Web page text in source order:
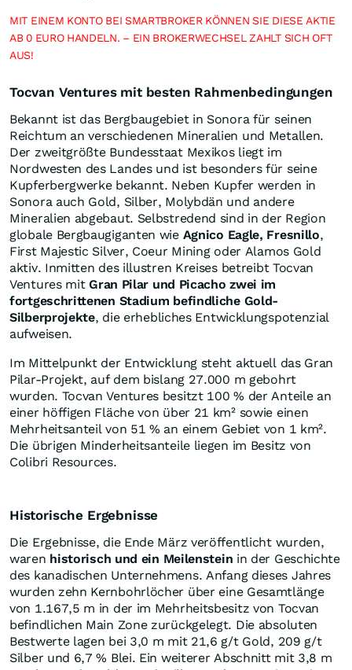
MIT EINEM KONTO BEI SMARTBROKER KÖNNEN SIE DIESE AKTIE
AB 0 EURO HANDELN. – EIN BROKERWECHSEL ZAHLT SICH OFT
AUS!
Tocvan Ventures mit besten Rahmenbedingungen
Bekannt ist das Bergbaugebiet in Sonora für seinen
Reichtum an verschiedenen Mineralien und Metallen.
Der zweitgrößte Bundesstaat Mexikos liegt im
Nordwesten des Landes und ist besonders für seine
Kupferbergwerke bekannt. Neben Kupfer werden in
Sonora auch Gold, Silber, Molybdän und andere
Mineralien abgebaut. Selbstredend sind in der Region
globale Bergbaugiganten wie Agnico Eagle, Fresnillo,
First Majestic Silver, Coeur Mining oder Alamos Gold
aktiv. Inmitten des illustren Kreises betreibt Tocvan
Ventures mitGran Pilar und Picacho zwei im
fortgeschrittenen Stadium befindliche Gold-
Silberprojekte, die erhebliches Entwicklungspotenzial
aufweisen.
Im Mittelpunkt der Entwicklung steht aktuell das Gran
Pilar-Projekt, auf dem bislang 27.000 m gebohrt
wurden. Tocvan Ventures besitzt 100 % der Anteile an
einer höffigen Fläche von über 21 km² sowie einen
Mehrheitsanteil von 51 % an einem Gebiet von 1 km².
Die übrigen Minderheitsanteile liegen im Besitz von
Colibri Resources.
Historische Ergebnisse
Die Ergebnisse, die Ende März veröffentlicht wurden,
waren historisch und ein Meilenstein in der Geschichte
des kanadischen Unternehmens. Anfang dieses Jahres
wurden zehn Kernbohrlöcher über eine Gesamtlänge
von 1.167,5 m in der im Mehrheitsbesitz von Tocvan
befindlichen Main Zone zurückgelegt. Die absoluten
Bestwerte lagen bei 3,0 m mit 21,6 g/t Gold, 209 g/t
Silber und 6,7 % Blei. Ein weiterer Abschnitt mit 3,8 m